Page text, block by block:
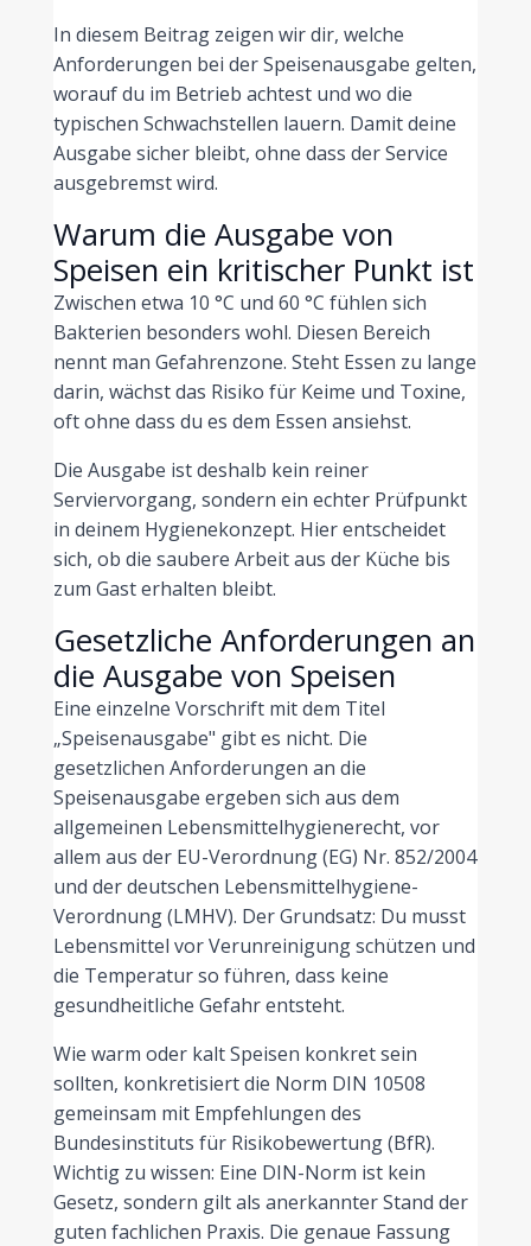
In diesem Beitrag zeigen wir dir, welche
Anforderungen bei der Speisenausgabe gelten,
worauf du im Betrieb achtest und wo die
typischen Schwachstellen lauern. Damit deine
Ausgabe sicher bleibt, ohne dass der Service
ausgebremst wird.
Warum die Ausgabe von
Speisen ein kritischer Punkt ist
Zwischen etwa 10 °C und 60 °C fühlen sich
Bakterien besonders wohl. Diesen Bereich
nennt man Gefahrenzone. Steht Essen zu lange
darin, wächst das Risiko für Keime und Toxine,
oft ohne dass du es dem Essen ansiehst.
Die Ausgabe ist deshalb kein reiner
Serviervorgang, sondern ein echter Prüfpunkt
in deinem Hygienekonzept. Hier entscheidet
sich, ob die saubere Arbeit aus der Küche bis
zum Gast erhalten bleibt.
Gesetzliche Anforderungen an
die Ausgabe von Speisen
Eine einzelne Vorschrift mit dem Titel
„Speisenausgabe" gibt es nicht. Die
gesetzlichen Anforderungen an die
Speisenausgabe ergeben sich aus dem
allgemeinen Lebensmittelhygienerecht, vor
allem aus der EU-Verordnung (EG) Nr. 852/2004
und der deutschen Lebensmittelhygiene-
Verordnung (LMHV). Der Grundsatz: Du musst
Lebensmittel vor Verunreinigung schützen und
die Temperatur so führen, dass keine
gesundheitliche Gefahr entsteht.
Wie warm oder kalt Speisen konkret sein
sollten, konkretisiert die Norm DIN 10508
gemeinsam mit Empfehlungen des
Bundesinstituts für Risikobewertung (BfR).
Wichtig zu wissen: Eine DIN-Norm ist kein
Gesetz, sondern gilt als anerkannter Stand der
guten fachlichen Praxis. Die genaue Fassung